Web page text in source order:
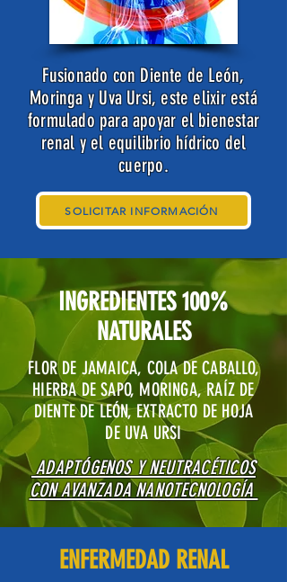
Fusionado con Diente de León,
Moringa y Uva Ursi, este elixir está
formulado para apoyar el bienestar
renal y el equilibrio hídrico del
cuerpo.
SOLICITAR INFORMACIÓN
INGREDIENTES 100%
NATURALES
FLOR DE JAMAICA, COLA DE CABALLO,
HIERBA DE SAPO, MORINGA, RAÍZ DE
DIENTE DE LEÓN, EXTRACTO DE HOJA
DE UVA URSI
ADAPTÓGENOS Y NEUTRACÉTICOS
CON AVANZADA NANOTECNOLOGÍA
ENFERMEDAD RENAL